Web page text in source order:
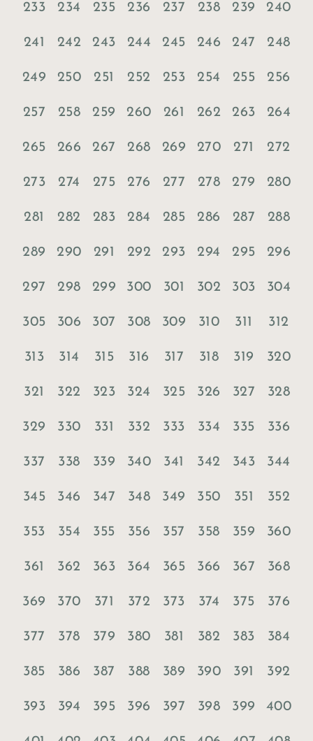
233 234 235 236 237 238 239 240
241 242 243 244 245 246 247 248
249 250 251 252 253 254 255 256
257 258 259 260 261 262 263 264
265 266 267 268 269 270 271 272
273 274 275 276 277 278 279 280
281 282 283 284 285 286 287 288
289 290 291 292 293 294 295 296
297 298 299 300 301 302 303 304
305 306 307 308 309 310 311 312
313 314 315 316 317 318 319 320
321 322 323 324 325 326 327 328
329 330 331 332 333 334 335 336
337 338 339 340 341 342 343 344
345 346 347 348 349 350 351 352
353 354 355 356 357 358 359 360
361 362 363 364 365 366 367 368
369 370 371 372 373 374 375 376
377 378 379 380 381 382 383 384
385 386 387 388 389 390 391 392
393 394 395 396 397 398 399 400